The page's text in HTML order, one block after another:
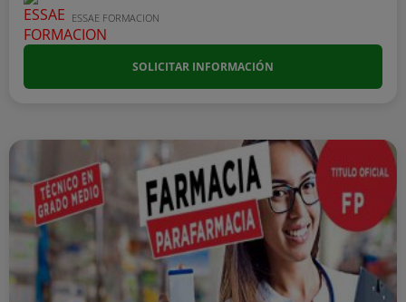
ESSAE FORMACION
SOLICITAR INFORMACIÓN